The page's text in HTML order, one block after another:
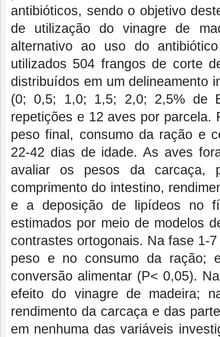
antibióticos, sendo o objetivo
de utilização do vinagre de
alternativo ao uso do
utilizados 504 frangos de corte
distribuídos em um delineamento
(0; 0,5; 1,0; 1,5; 2,0; 2,5% de
repetições e 12 aves por parcela.
peso final, consumo da ração e
22-42 dias de idade. As aves
avaliar os pesos da carcaça,
comprimento do intestino,
e a deposição de lipídeos no
estimados por meio de modelos
contrastes ortogonais. Na fase 1-
peso e no consumo da ração;
conversão alimentar (P< 0,05).
efeito do vinagre de madeira;
rendimento da carcaça e das
em nenhuma das variáveis